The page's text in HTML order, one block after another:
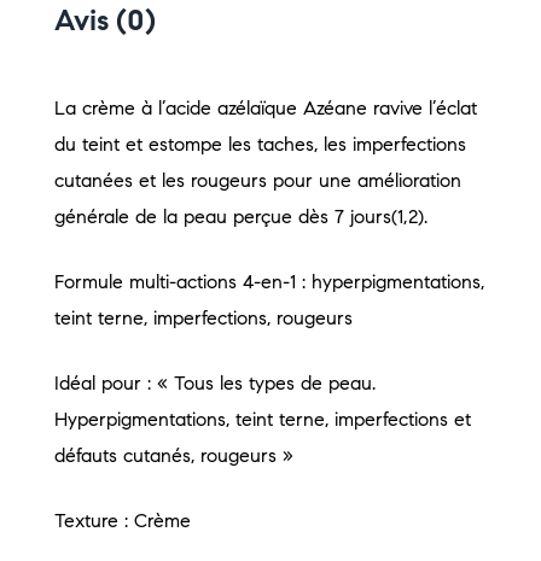
Avis (0)
La crème à l’acide azélaïque Azéane ravive l’éclat
du teint et estompe les taches, les imperfections
cutanées et les rougeurs pour une amélioration
générale de la peau perçue dès 7 jours(1,2).
Formule multi-actions 4-en-1 : hyperpigmentations,
teint terne, imperfections, rougeurs
Idéal pour : « Tous les types de peau.
Hyperpigmentations, teint terne, imperfections et
défauts cutanés, rougeurs »
Texture : Crème